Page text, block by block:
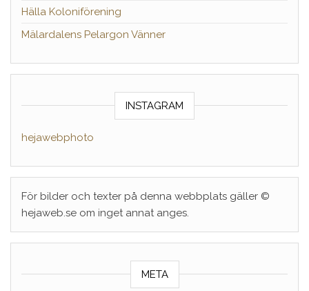
Hälla Koloniförening
Mälardalens Pelargon Vänner
INSTAGRAM
hejawebphoto
För bilder och texter på denna webbplats gäller ©
hejaweb.se om inget annat anges.
META